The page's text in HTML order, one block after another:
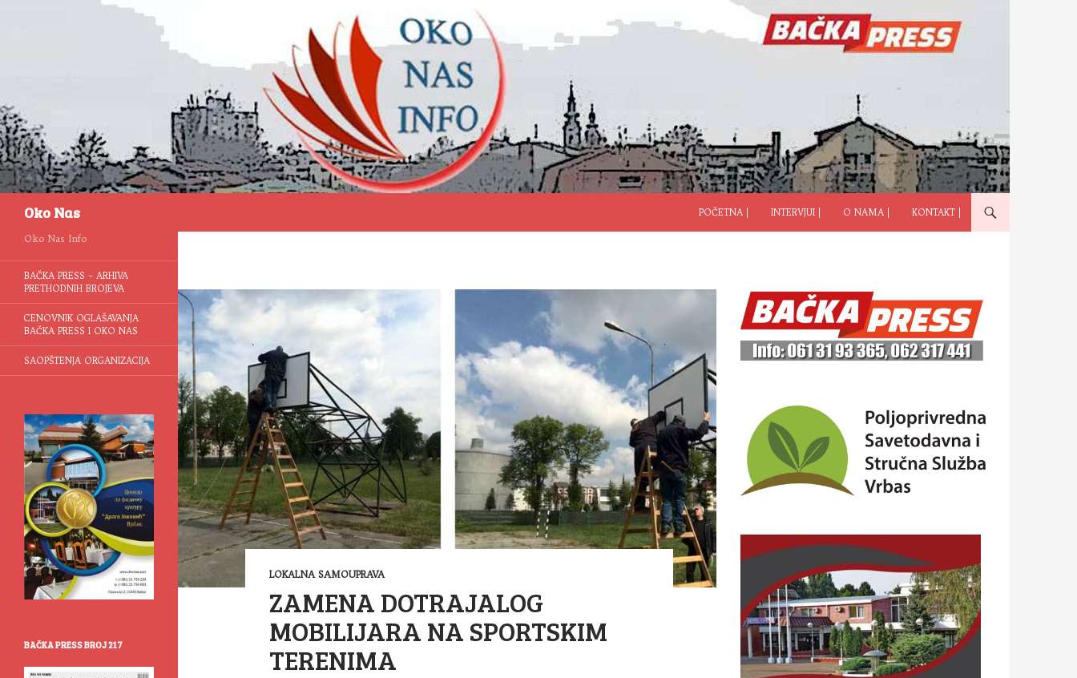
Oko Nas
POČETNA |
INTERVJUI | O NAMA | KONTAKT |
LOKALNA SAMOUPRAVA
ZAMENA DOTRAJALOG
MOBILIJARA NA SPORTSKIM
TERENIMA
Oko Nas Info
BAČKA PRESS – ARHIVA
PRETHODNIH BROJEVA
CENOVNIK OGLAŠAVANJA
BAČKA PRESS I OKO NAS
SAOPŠTENJA ORGANIZACIJA
BAČKA PRESS BROJ 217